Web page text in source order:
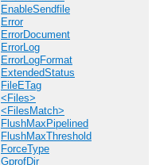
EnableSendfile
Error
ErrorDocument
ErrorLog
ErrorLogFormat
ExtendedStatus
FileETag
<Files>
<FilesMatch>
FlushMaxPipelined
FlushMaxThreshold
ForceType
GprofDir